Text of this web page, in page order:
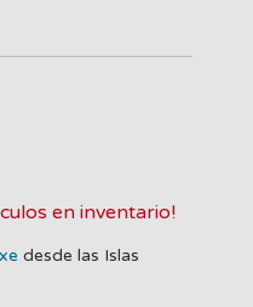
en inventario!
desde las Islas